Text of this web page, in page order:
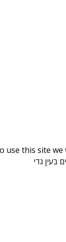
use this site
בעין גדי